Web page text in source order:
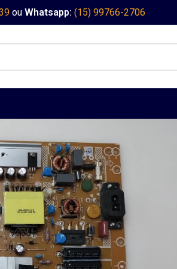
ou Whatsapp: (15) 99766-2706